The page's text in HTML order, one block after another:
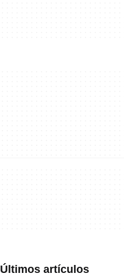
Últimos artículos